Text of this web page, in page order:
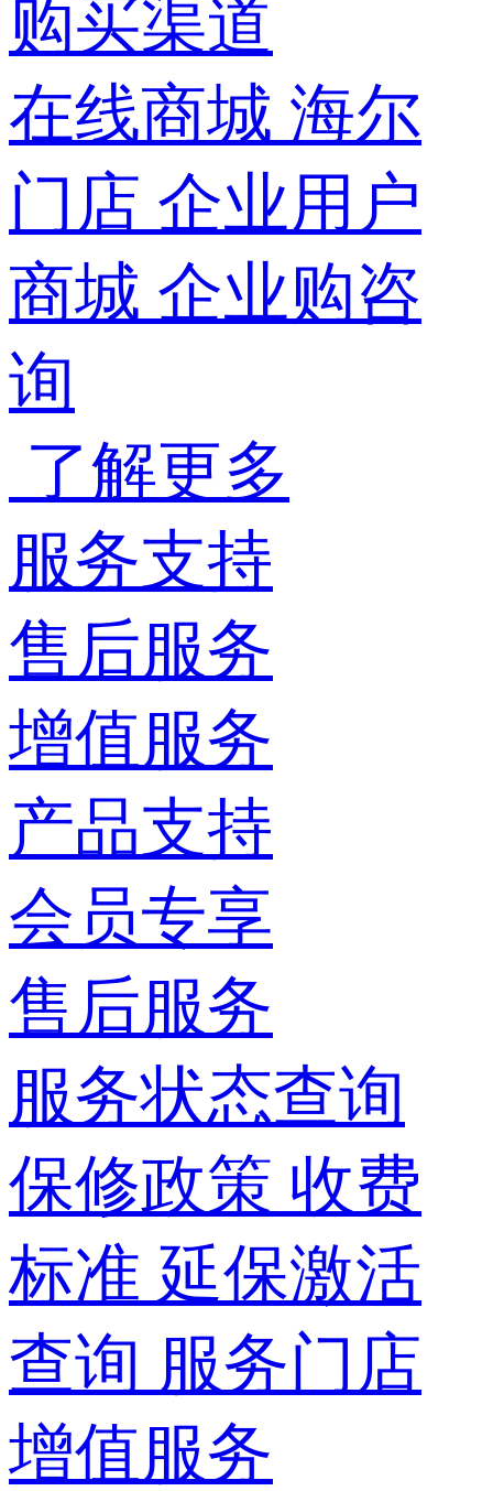
购买渠道
在线商城 海尔
门店 企业用户
商城 企业购咨
询
了解更多
服务支持
售后服务
增值服务
产品支持
会员专享
售后服务
服务状态查询
保修政策 收费
标准 延保激活
查询 服务门店
增值服务